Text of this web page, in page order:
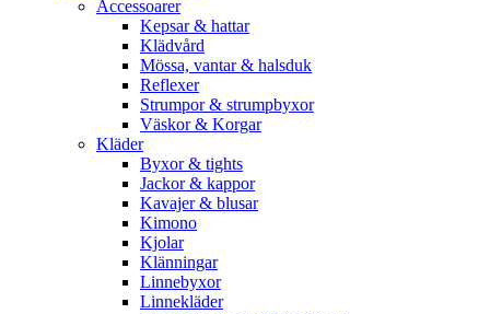
Accessoarer
Kepsar & hattar
Klädvård
Mössa, vantar & halsduk
Reflexer
Strumpor & strumpbyxor
Väskor & Korgar
Kläder
Byxor & tights
Jackor & kappor
Kavajer & blusar
Kimono
Kjolar
Klänningar
Linnebyxor
Linnekläder